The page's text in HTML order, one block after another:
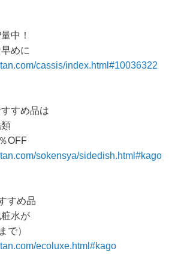
中！
めに
cassis/index.html#10036322
すめ品は
OFF
sokensya/sidedish.html#kago
すめ品
水が
で）
ecoluxe.html#kago